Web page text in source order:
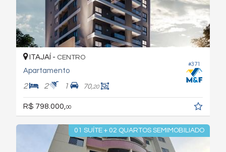
#371
ITAJAÍ - CENTRO
Apartamento
2 2 1 70,20
R$ 798.000, 00
01 SUÍTE + 02 QUARTOS SEMIMOBILIADO